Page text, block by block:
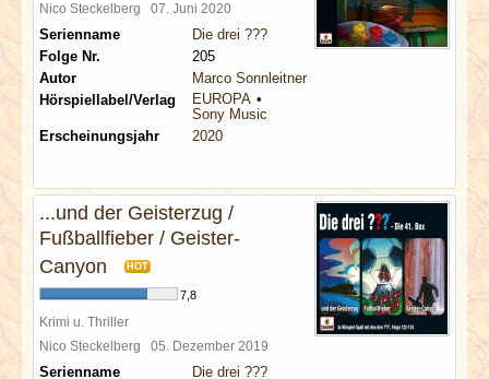
Nico Steckelberg 07. Juni 2020
Serienname
Die drei ???
Folge Nr.
205
Autor
Marco Sonnleitner
Hörspiellabel/Verlag
EUROPA
Sony Music
Erscheinungsjahr
2020
...und der Geisterzug /
Fußballfieber / Geister-
Canyon
HOT
7,8
Krimi u. Thriller
Nico Steckelberg 05. Dezember 2019
Serienname Die drei ???